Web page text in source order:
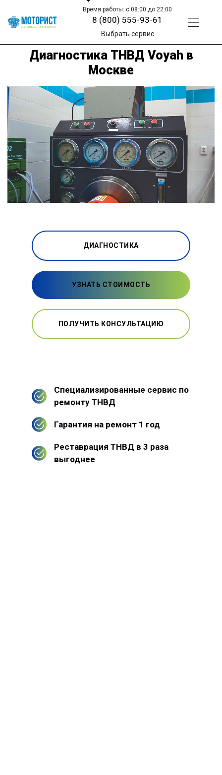
Время работы: с 08:00 до 22:00
8 (800) 555-93-61
Выбрать сервис
Диагностика ТНВД Voyah в
Москве
ДИАГНОСТИКА
УЗНАТЬ СТОИМОСТЬ
ПОЛУЧИТЬ КОНСУЛЬТАЦИЮ
Специализированные сервис по
ремонту ТНВД
Гарантия на ремонт 1 год
Реставрация ТНВД в 3 раза
выгоднее